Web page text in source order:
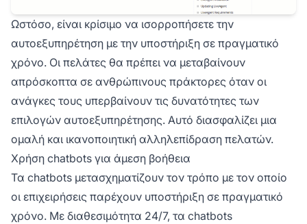
Ωστόσο, είναι κρίσιμο να ισορροπήσετε την
αυτοεξυπηρέτηση με την υποστήριξη σε πραγματικό
χρόνο. Οι πελάτες θα πρέπει να μεταβαίνουν
απρόσκοπτα σε ανθρώπινους πράκτορες όταν οι
ανάγκες τους υπερβαίνουν τις δυνατότητες των
επιλογών αυτοεξυπηρέτησης. Αυτό διασφαλίζει μια
ομαλή και ικανοποιητική αλληλεπίδραση πελατών.
Χρήση chatbots για άμεση βοήθεια
Τα chatbots μετασχηματίζουν τον τρόπο με τον οποίο
οι επιχειρήσεις παρέχουν υποστήριξη σε πραγματικό
χρόνο. Με διαθεσιμότητα 24/7, τα chatbots